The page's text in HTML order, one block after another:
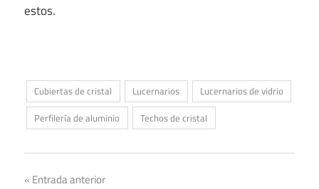
estos.
Cubiertas de cristal Lucernarios
Lucernarios de vidrio
Perfilería de aluminio
Techos de cristal
Entrada anterior